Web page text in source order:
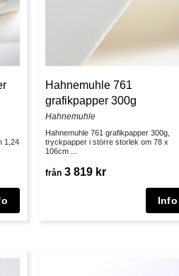
1,24
Hahnemuhle 761
grafikpapper 300g
Hahnemuhle
Hahnemuhle 761 grafikpapper 300g,
tryckpapper i större storlek om 78 x
106cm ...
från 3 819 kr